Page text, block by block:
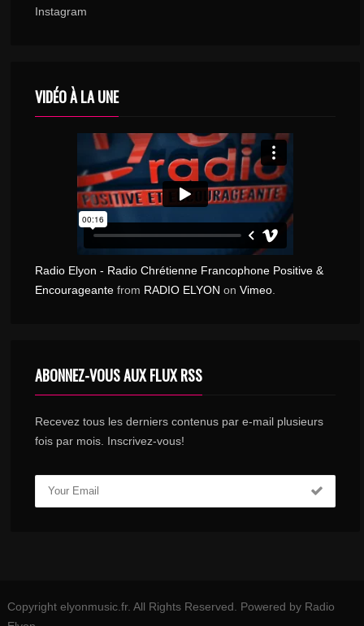
Instagram
VIDÉO À LA UNE
Radio Elyon - Radio Chrétienne Francophone Positive &
Encourageante from RADIO ELYON onVimeo
ABONNEZ-VOUS AUX FLUX RSS
Recevez tous les derniers contenus par e-mail plusieurs
fois par mois. Inscrivez-vous!
Copyright elyonmusic.fr. All Rights Reserved. Powered by Radio